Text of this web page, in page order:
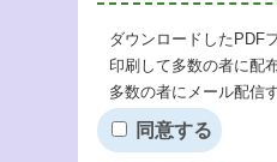
ダウンロードしたPDF
印刷して多数の者に配
多数の者にメール配信
同意する